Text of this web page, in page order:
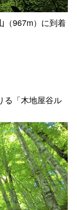
（967m）に到着
る「木地屋谷ル